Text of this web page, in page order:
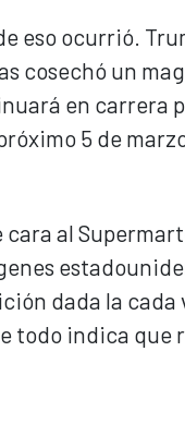
eso ocurrió.
cosechó un
en carrera
5 de
cara al
dada la
todo indica que